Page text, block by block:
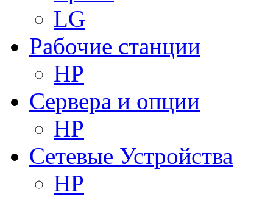
LG
Рабочие станции
HP
Сервера и опции
HP
Сетевые Устройства
HP